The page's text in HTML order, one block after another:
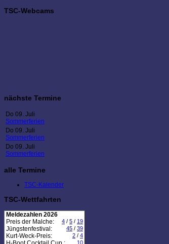
TSC-Webcams
nächste Termine
Do 09. Juli
Sommerferien
Do 09. Juli
Sommerferien
Do 09. Juli
Sommerferien
alle Termine
TSC-Kalender
TSC-Wettfahrten
Meldezahlen 2026
Preis der Malche:
4 / 5 / 19
Jüngstenfestival: 45 / 39
Kurt-Weck-Preis: 2 / 4
10